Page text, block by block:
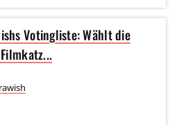
Votingliste: Wählt die